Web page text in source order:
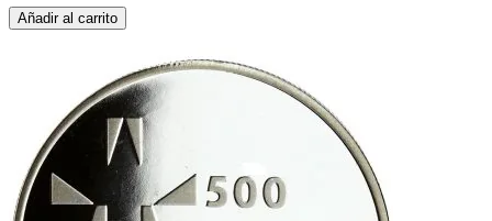
Añadir al carrito